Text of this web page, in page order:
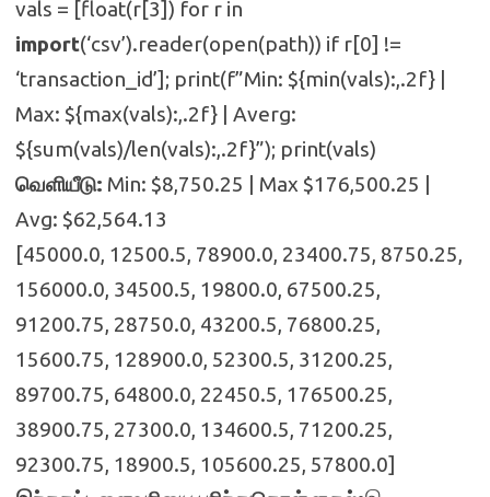
vals = [float(r[3]) for r in
import(‘csv’).reader(open(path)) if r[0] !=
‘transaction_id’]; print(f”Min: ${min(vals):,.2f} |
Max: ${max(vals):,.2f} | Averg:
${sum(vals)/len(vals):,.2f}”); print(vals)
வெளியீடு: Min: $8,750.25 | Max $176,500.25 |
Avg: $62,564.13
[45000.0, 12500.5, 78900.0, 23400.75, 8750.25,
156000.0, 34500.5, 19800.0, 67500.25,
91200.75, 28750.0, 43200.5, 76800.25,
15600.75, 128900.0, 52300.5, 31200.25,
89700.75, 64800.0, 22450.5, 176500.25,
38900.75, 27300.0, 134600.5, 71200.25,
92300.75, 18900.5, 105600.25, 57800.0]